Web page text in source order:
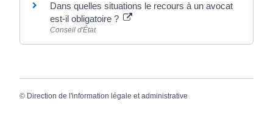
Dans quelles situations le recours à un avocat
est-il obligatoire ?
Conseil d'État
© Direction de l'information légale et administrative